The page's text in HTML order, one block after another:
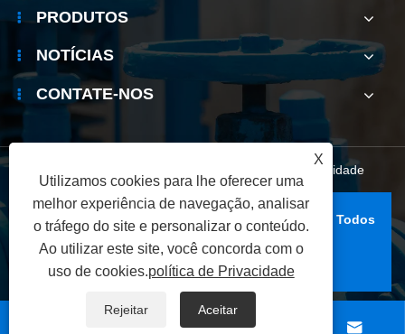
PRODUTOS
NOTÍCIAS
CONTATE-NOS
política de Privacidade
Copyright © 2026 Zhejiang Bolaisi Valve Co., Ltd. Todos
os direitos reservados.
 
X
Utilizamos cookies para lhe oferecer uma
melhor experiência de navegação, analisar
o tráfego do site e personalizar o conteúdo.
Ao utilizar este site, você concorda com o
uso de cookies.política de Privacidade
Rejeitar Aceitar